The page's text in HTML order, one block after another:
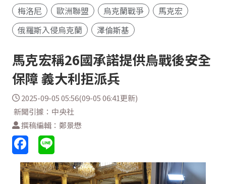
梅洛尼
歐洲聯盟 烏克蘭戰爭
馬克宏
俄羅斯入侵烏克蘭
澤倫斯基
馬克宏稱26國承諾提供烏戰後安全
保障 義大利拒派兵
2025-09-05 05:56(09-05 06:41更新)
新聞引據：中央社
撰稿編輯：鄭景懋